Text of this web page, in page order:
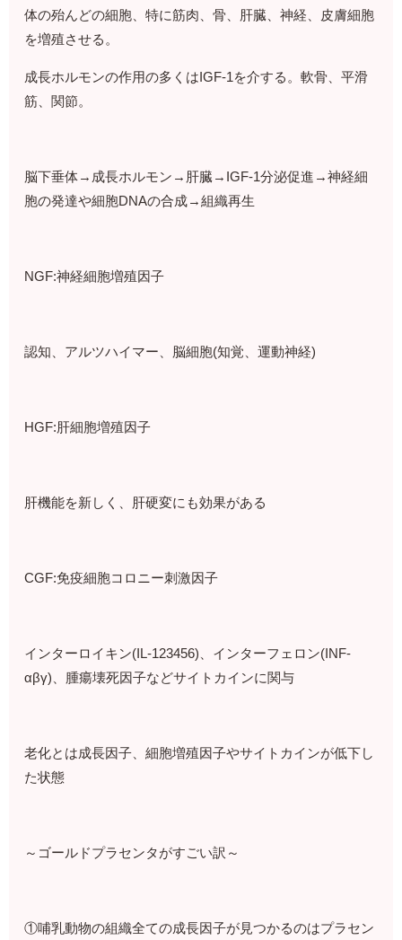
体の殆んどの細胞、特に筋肉、骨、肝臓、神経、皮膚細胞
を増殖させる。
成長ホルモンの作用の多くはIGF-1を介する。軟骨、平滑
筋、関節。
脳下垂体→成長ホルモン→肝臓→IGF-1分泌促進→神経細
胞の発達や細胞DNAの合成→組織再生
NGF:神経細胞増殖因子
認知、アルツハイマー、脳細胞(知覚、運動神経)
HGF:肝細胞増殖因子
肝機能を新しく、肝硬変にも効果がある
CGF:免疫細胞コロニー刺激因子
インターロイキン(IL-123456)、インターフェロン(INF-
αβγ)、腫瘍壊死因子などサイトカインに関与
老化とは成長因子、細胞増殖因子やサイトカインが低下し
た状態
～ゴールドプラセンタがすごい訳～
①哺乳動物の組織全ての成長因子が見つかるのはプラセン